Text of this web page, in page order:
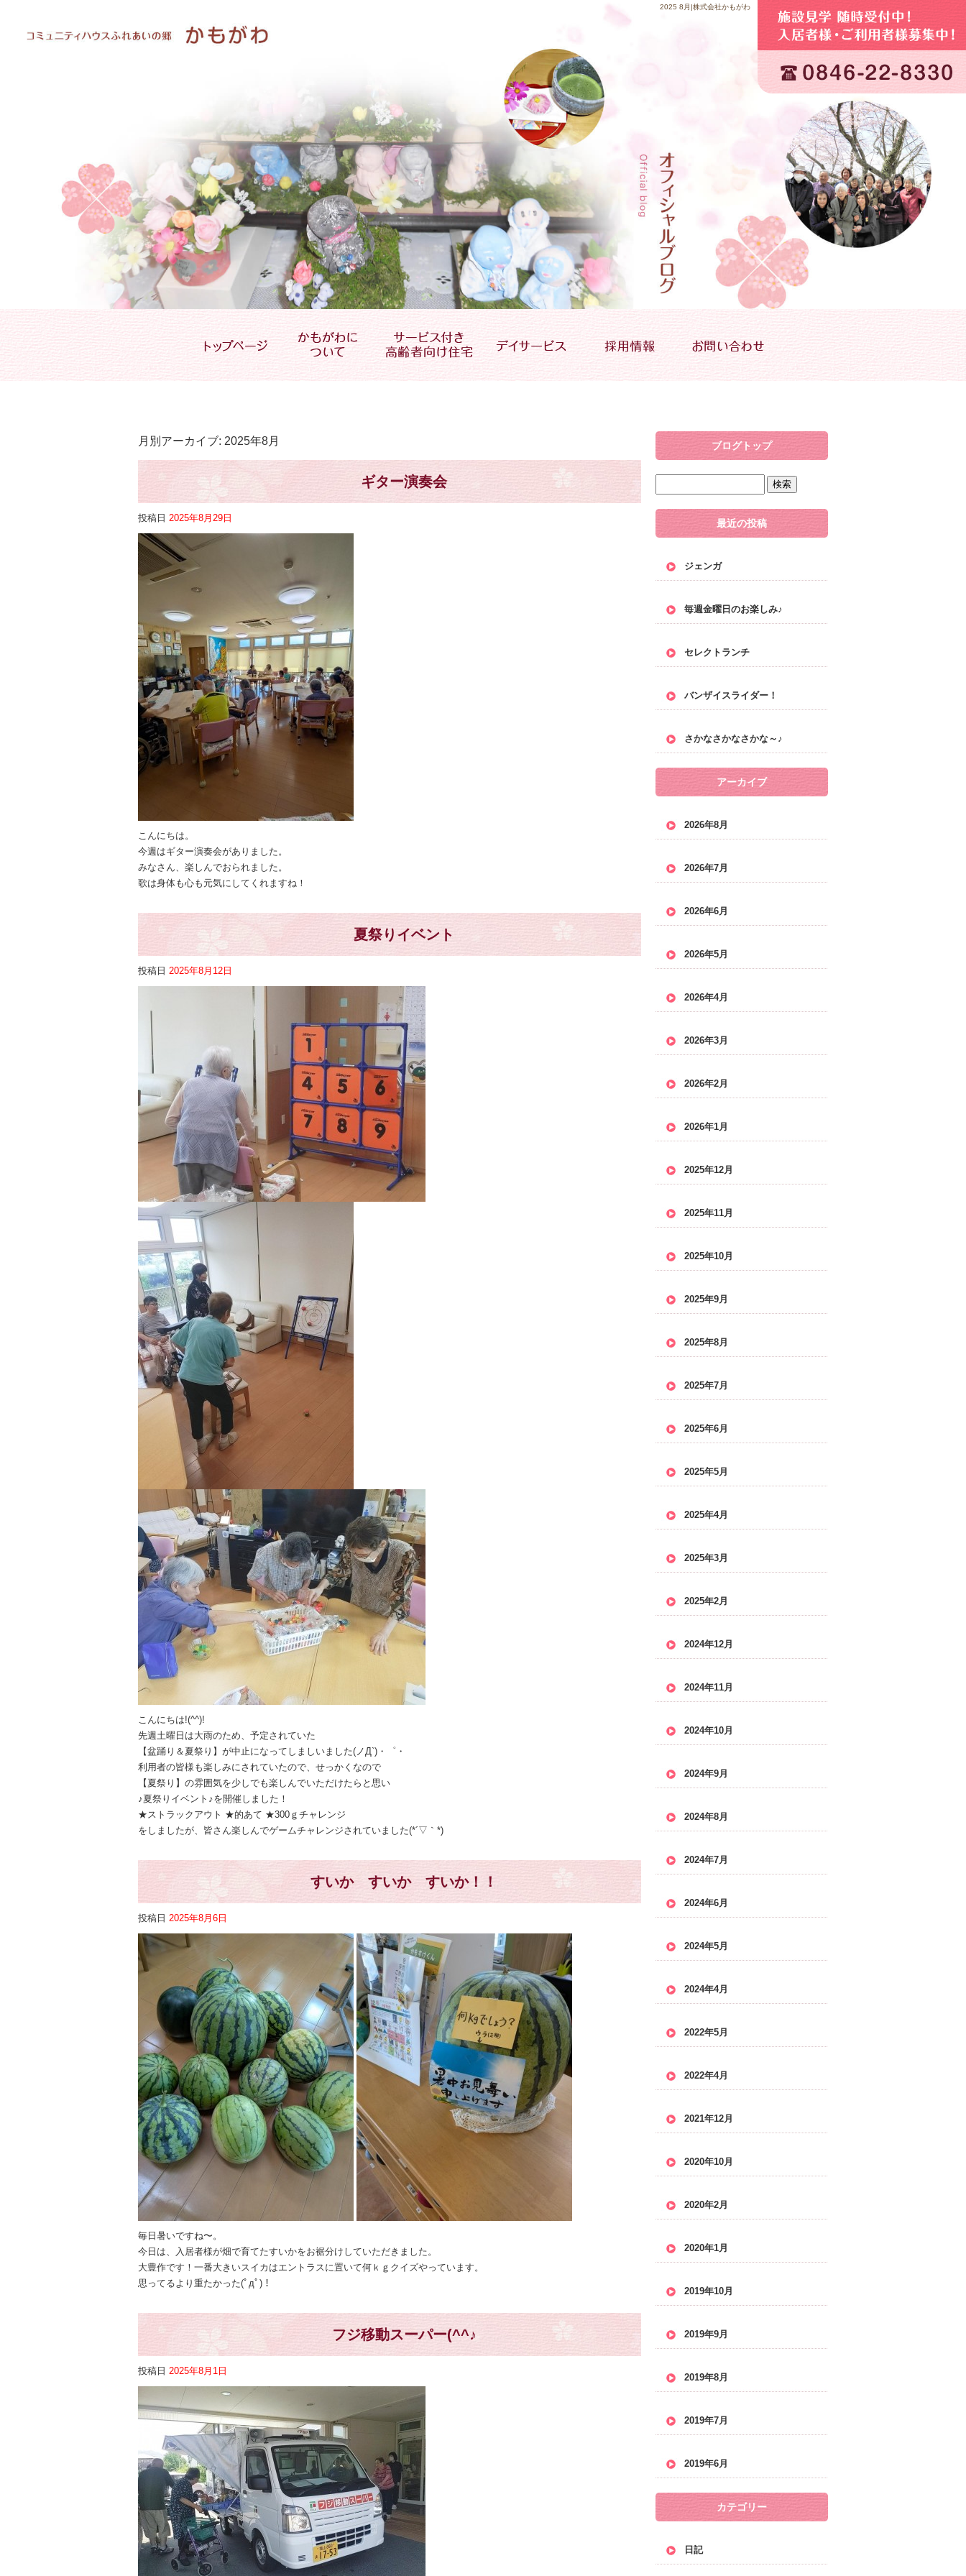
2025 8月|株式会社かもがわ
月別アーカイブ: 2025年8月
ギター演奏会
投稿日 2025年8月29日
こんにちは。
今週はギター演奏会がありました。
みなさん、楽しんでおられました。
歌は身体も心も元気にしてくれますね！
夏祭りイベント
投稿日 2025年8月12日
こんにちは!(^^)!
先週土曜日は大雨のため、予定されていた
【盆踊り＆夏祭り】が中止になってしましいました(ノД`)・゜・
利用者の皆様も楽しみにされていたので、せっかくなので
【夏祭り】の雰囲気を少しでも楽しんでいただけたらと思い
♪夏祭りイベント♪を開催しました！
★ストラックアウト ★的あて ★300ｇチャレンジ
をしましたが、皆さん楽しんでゲームチャレンジされていました(*´▽｀*)
すいか すいか すいか！！
投稿日 2025年8月6日
毎日暑いですね〜。
今日は、入居者様が畑で育てたすいかをお裾分けしていただきました。
大豊作です！一番大きいスイカはエントラスに置いて何ｋｇクイズやっています。
思ってるより重たかった(ﾟдﾟ)！
フジ移動スーパー(^^♪
投稿日 2025年8月1日
ブログトップ
最近の投稿
ジェンガ
毎週金曜日のお楽しみ♪
セレクトランチ
バンザイスライダー！
さかなさかなさかな～♪
アーカイブ
2026年8月
2026年7月
2026年6月
2026年5月
2026年4月
2026年3月
2026年2月
2026年1月
2025年12月
2025年11月
2025年10月
2025年9月
2025年8月
2025年7月
2025年6月
2025年5月
2025年4月
2025年3月
2025年2月
2024年12月
2024年11月
2024年10月
2024年9月
2024年8月
2024年7月
2024年6月
2024年5月
2024年4月
2022年5月
2022年4月
2021年12月
2020年10月
2020年2月
2020年1月
2019年10月
2019年9月
2019年8月
2019年7月
2019年6月
カテゴリー
日記